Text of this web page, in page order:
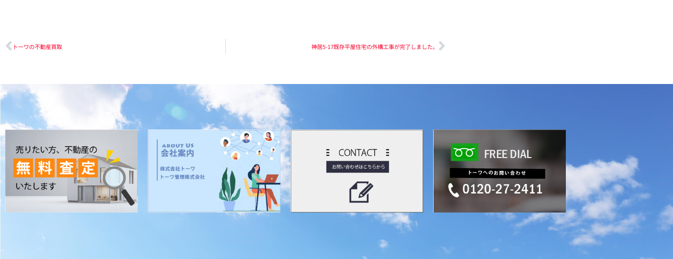
トーワの不動産買取 神居5-17既存平屋住宅の外構工事が完了しました。